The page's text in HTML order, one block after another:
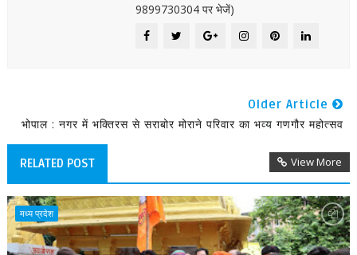
9899730304 पर भेजें)
Older Article
भोपाल : नगर में भक्तिरस से सराबोर मोराने परिवार का भव्य गणगौर महोत्सव
RELATED POST View More
मध्य प्रदेश